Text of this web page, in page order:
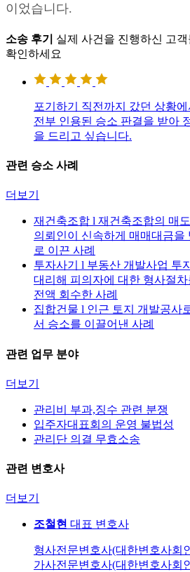
이었습니다.
소송 후기 실제 사건을 진행하신 고
확인하세요
포기하기 직전까지 갔던 상황
전부 인용된 승소 판결을 받아
을 드리고 싶습니다.
관련 승소 사례
더보기
재건축조합 l 재건축조합의 매
의뢰인이 신속하게 매매대금을
로 이끈 사례
투자사기 l 부동산 개발사업 투
대리해 피의자에 대한 형사절
전액 회수한 사례
집합건물 l 인근 토지 개발공사
서 승소를 이끌어낸 사례
관련 업무 분야
더보기
관리비 부과,징수 관련 분쟁
입주자대표회의 운영 불법성
관리단 의결 무효소송
관련 변호사
더보기
조철현 대표 변호사
형사전문변호사(대한변호사회
가사전문변호사(대한변호사회